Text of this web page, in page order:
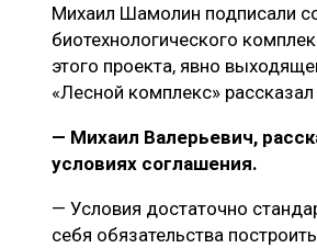
Михаил Шамолин подписали
биотехнологического
этого проекта, явно
«Лесной комплекс»
— Михаил Валерьевич,
условиях соглашения.
— Условия достаточно
себя обязательства